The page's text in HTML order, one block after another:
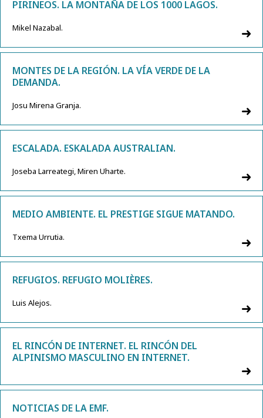
PIRINEOS. LA MONTAÑA DE LOS 1000 LAGOS.
Mikel Nazabal.
MONTES DE LA REGIÓN. LA VÍA VERDE DE LA
DEMANDA.
Josu Mirena Granja.
ESCALADA. ESKALADA AUSTRALIAN.
Joseba Larreategi, Miren Uharte.
MEDIO AMBIENTE. EL PRESTIGE SIGUE MATANDO.
Txema Urrutia.
REFUGIOS. REFUGIO MOLIÈRES.
Luis Alejos.
EL RINCÓN DE INTERNET. EL RINCÓN DEL
ALPINISMO MASCULINO EN INTERNET.
NOTICIAS DE LA EMF.